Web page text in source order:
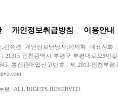
개인정보취급방침 이용안내
김숙경 개인정보담당자:이재혁 대표전화 :
21315 인천광역시 부평구 부평대로329번
통신판매업신고번호 : 제 2013-인천부평-
. ALL RIGHTS RESERVED.